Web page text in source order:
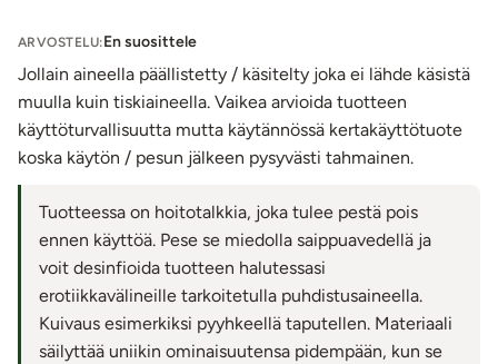
Lähetyspaketin koko: 20 x 11 x 9 cm
Lähetyksen paino: ~ 0.5 kg
ARVOSTELU:En suosittele
Jollain aineella päällistetty / käsitelty joka ei lähde käsistä
muulla kuin tiskiaineella. Vaikea arvioida tuotteen
käyttöturvallisuutta mutta käytännössä kertakäyttötuote
koska käytön / pesun jälkeen pysyvästi tahmainen.
Tuotteessa on hoitotalkkia, joka tulee pestä pois
ennen käyttöä. Pese se miedolla saippuavedellä ja
voit desinfioida tuotteen halutessasi
erotiikkavälineille tarkoitetulla puhdistusaineella.
Kuivaus esimerkiksi pyyhkeellä taputellen. Materiaali
säilyttää uniikin ominaisuutensa pidempään, kun se